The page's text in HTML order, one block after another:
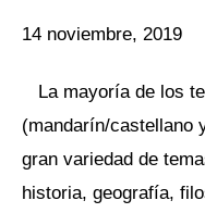
14 noviembre, 2019
La mayoría de los
(mandarín/castellano
gran variedad de
historia, geografía,